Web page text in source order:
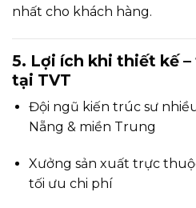
nhất cho khách hàng.
5. Lợi ích khi thiết kế
tại TVT
Đội ngũ kiến trúc sư
Nẵng & miền Trung
Xưởng sản xuất trực
tối ưu chi phí